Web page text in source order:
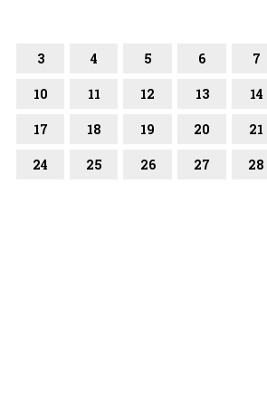
3 4 5 6 7
10 11 12 13 14
17 18 19 20 21
24 25 26 27 28